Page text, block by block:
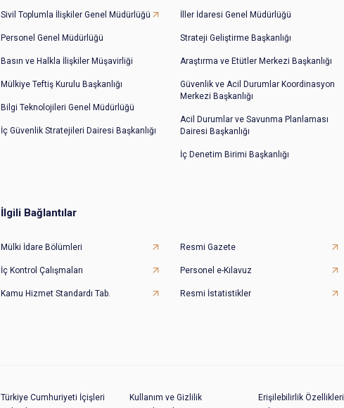
Sivil Toplumla İlişkiler Genel Müdürlüğü
Personel Genel Müdürlüğü
Basın ve Halkla İlişkiler Müşavirliği
Mülkiye Teftiş Kurulu Başkanlığı
Bilgi Teknolojileri Genel Müdürlüğü
İç Güvenlik Stratejileri Dairesi Başkanlığı
İller İdaresi Genel Müdürlüğü
Strateji Geliştirme Başkanlığı
Araştırma ve Etütler Merkezi Başkanlığı
Güvenlik ve Acil Durumlar Koordinasyon
Merkezi Başkanlığı
Acil Durumlar ve Savunma Planlaması
Dairesi Başkanlığı
İç Denetim Birimi Başkanlığı
İlgili Bağlantılar
Mülki İdare Bölümleri
İç Kontrol Çalışmaları
Kamu Hizmet Standardı Tab.
Resmi Gazete
Personel e-Kılavuz
Resmi İstatistikler
Türkiye Cumhuriyeti İçişleri
Kullanım ve Gizlilik
Erişilebilirlik Özellikleri